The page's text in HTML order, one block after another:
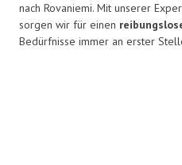
nach Rovaniemi. Mit unserer
sorgen wir für einen
Bedürfnisse immer an erster